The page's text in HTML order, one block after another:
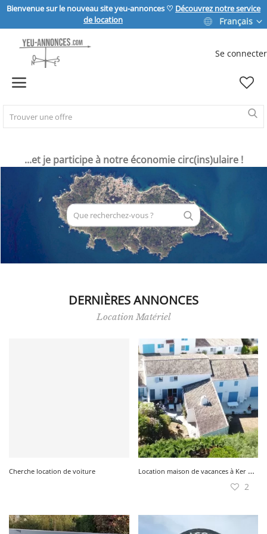
Bienvenue sur le nouveau site yeu-annonces ♡ Découvrez notre service
de location
Français
Se connecter
Home
MAISON & JARDIN
SPORT & LOISIRS
VÉHICULE
...et je participe à notre économie circ(ins)ulaire !
DERNIÈRES ANNONCES
Location Matériel
Cherche location de voiture L
ocation maison de vacances à Ker Chalon
2